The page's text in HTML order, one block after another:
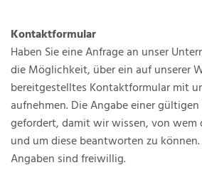
Kontaktformular
Haben Sie eine Anfrage an unser
die Möglichkeit, über ein auf unserer
bereitgestelltes Kontaktformular mit
aufnehmen. Die Angabe einer
gefordert, damit wir wissen, von wem
und um diese beantworten zu
Angaben sind freiwillig.